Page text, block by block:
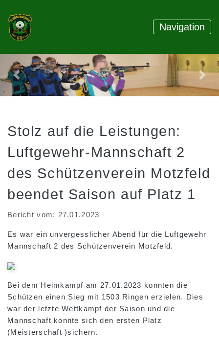
Navigation
Letztes Bild anzeigen
Stolz auf die Leistungen:
Luftgewehr-Mannschaft 2
des Schützenverein Motzfeld
beendet Saison auf Platz 1
Bericht vom: 27.01.2023
Es war ein unvergesslicher Abend für die Luftgewehr
Mannschaft 2 des Schützenverein Motzfeld.
Bei dem Heimkampf am 27.01.2023 konnten die
Schützen einen Sieg mit 1503 Ringen erzielen. Dies
war der letzte Wettkampf der Saison und die
Mannschaft konnte sich den ersten Platz
(Meisterschaft )sichern.